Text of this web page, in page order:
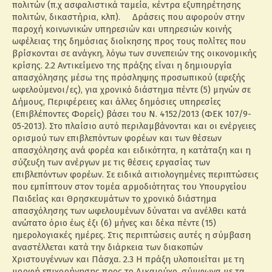
πολιτών (π.χ ασφαλιστικά ταμεία, κέντρα εξυπηρέτησης
πολιτών, δικαστήρια, κλπ). Δράσεις που αφορούν στην
παροχή κοινωνικών υπηρεσιών και υπηρεσιών κοινής
ωφέλειας της δημόσιας διοίκησης προς τους πολίτες που
βρίσκονται σε ανάγκη, λόγω των συνεπειών της οικονομικής
κρίσης. 2.2 Αντικείμενο της πράξης είναι η δημιουργία
απασχόλησης μέσω της πρόσληψης προσωπικού (εφεξής
ωφελούμενοι/ες), για χρονικό διάστημα πέντε (5) μηνών σε
Δήμους, Περιφέρειες και άλλες δημόσιες υπηρεσίες
(Επιβλέποντες Φορείς) βάσει του Ν. 4152/2013 (ΦΕΚ 107/9-
05-2013). Στο πλαίσιο αυτό περιλαμβάνονται και οι ενέργειες
ορισμού των επιβλεπόντων φορέων και των θέσεων
απασχόλησης ανά φορέα και ειδικότητα, η κατάταξη και η
σύζευξη των ανέργων με τις θέσεις εργασίας των
επιβλεπόντων φορέων. Σε ειδικά αιτιολογημένες περιπτώσεις
που εμπίπτουν στον τομέα αρμοδιότητας του Υπουργείου
Παιδείας και Θρησκευμάτων το χρονικό διάστημα
απασχόλησης των ωφελουμένων δύναται να ανέλθει κατά
ανώτατο όριο έως έξι (6) μήνες και δέκα πέντε (15)
ημερολογιακές ημέρες. Στις περιπτώσεις αυτές η σύμβαση
αναστέλλεται κατά την διάρκεια των διακοπών
Χριστουγέννων και Πάσχα. 2.3 Η πράξη υλοποιείται με τη